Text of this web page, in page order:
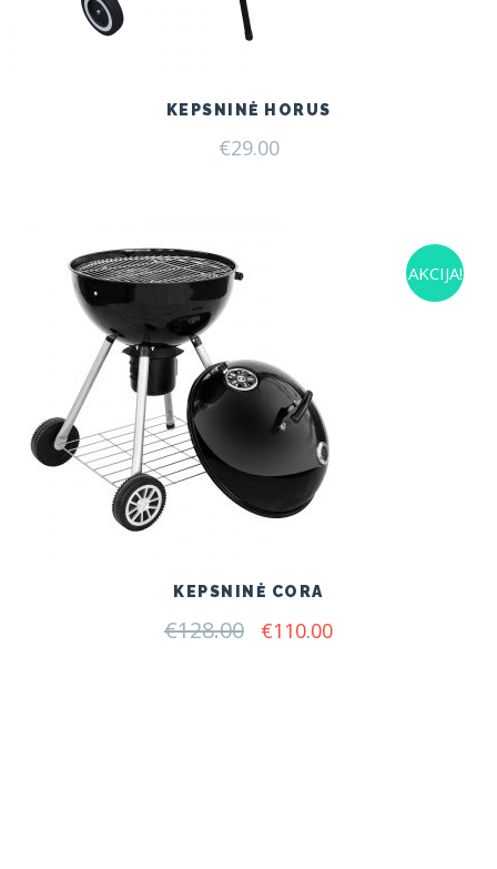
KEPSNINĖ HORUS
€29.00
AKCIJA!
KEPSNINĖ CORA
€128.00 Original
€110.00Current